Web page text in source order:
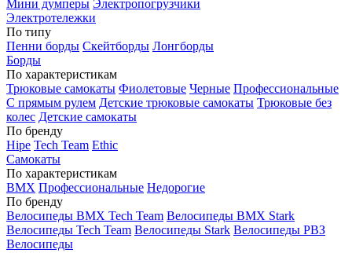
Мини думперы Электропогрузчики
Электротележки
По типу
Пенни борды Скейтборды Лонгборды
Борды
По характеристикам
Трюковые самокаты Фиолетовые Черные Профессиональные
С прямым рулем Детские трюковые самокаты Трюковые без
колес Детские самокаты
По бренду
Hipe Tech Team Ethic
Самокаты
По характеристикам
BMX Профессиональные Недорогие
По бренду
Велосипеды BMX Tech Team Велосипеды BMX Stark
Велосипеды Tech Team Велосипеды Stark Велосипеды РВЗ
Велосипеды